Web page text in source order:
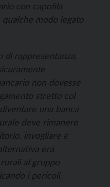
con capofila
modo legato
di rappresentanza,
non dovesse
stretto col
una banca
deve rimanere
invogliare e
era
al gruppo
i pericoli.